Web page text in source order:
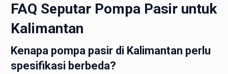
FAQ Seputar Pompa Pasir untuk
Kalimantan
Kenapa pompa pasir di Kalimantan perlu
spesifikasi berbeda?